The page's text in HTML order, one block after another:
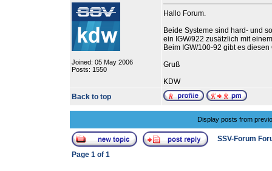
Joined: 05 May 2006
Posts: 1550
Hallo Forum.
Beide Systeme sind hard- und
ein IGW/922 zusätzlich mit
Beim IGW/100-92 gibt es
Gruß
KDW
Back to top
Display posts from
SSV-Forum
Page 1 of 1